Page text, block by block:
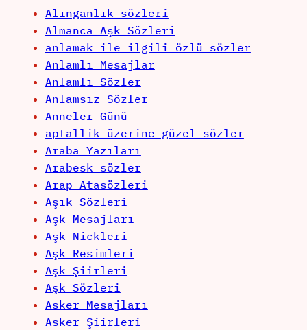
Alınganlık sözleri
Almanca Aşk Sözleri
anlamak ile ilgili özlü sözler
Anlamlı Mesajlar
Anlamlı Sözler
Anlamsız Sözler
Anneler Günü
aptallik üzerine güzel sözler
Araba Yazıları
Arabesk sözler
Arap Atasözleri
Aşık Sözleri
Aşk Mesajları
Aşk Nickleri
Aşk Resimleri
Aşk Şiirleri
Aşk Sözleri
Asker Mesajları
Asker Şiirleri